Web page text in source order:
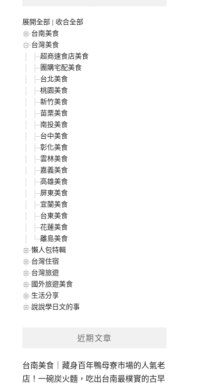
展開全部
收合全部
台南美食
台灣美食
超商速食店美食
團購宅配美食
台北美食
桃園美食
新竹美食
苗栗美食
南投美食
台中美食
彰化美食
雲林美食
嘉義美食
高雄美食
屏東美食
宜蘭美食
台東美食
花蓮美食
離島美食
懶人包特輯
台灣住宿
台灣旅遊
國外旅遊美食
生活分享
說說學日文的事
近期文章
台南美食｜藏身百年鴨母寮市場的人氣老
店！一碗炭火麵，吃出台南最樸實的古早